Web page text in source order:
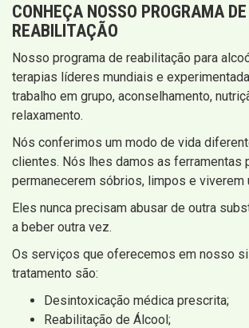
CONHEÇA NOSSO PROGRAMA DE
REABILITAÇÃO
Nosso programa de reabilitação para
terapias líderes mundiais e
trabalho em grupo, aconselhamento,
relaxamento.
Nós conferimos um modo de vida
clientes. Nós lhes damos as ferramentas
permanecerem sóbrios, limpos e viverem
Eles nunca precisam abusar de outra
a beber outra vez.
Os serviços que oferecemos em nosso
tratamento são:
Desintoxicação médica prescrita;
Reabilitação de Álcool;